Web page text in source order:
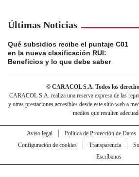
Últimas Noticias
Qué subsidios recibe el puntaje C01
en la nueva clasificación RUI:
Beneficios y lo que debe saber
© CARACOL S.A. Todos los
CARACOL S.A. realiza una reserva expresa de las
y otras prestaciones accesibles desde este sitio web a
medios que resulten
Aviso legal Política de Protección de Datos
Configuración de cookies
Transparencia
Escríbanos